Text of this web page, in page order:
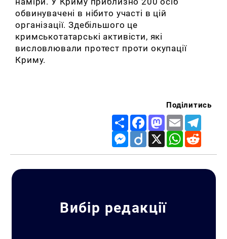
обвинувачені в нібито участі в цій
організації. Здебільшого це
кримськотатарські активісти, які
висловлювали протест проти окупації
Криму.
Поділитись
Share FacebookMastodon
Email
Messenger
Diigo X WhatsApp
Вибір редакції